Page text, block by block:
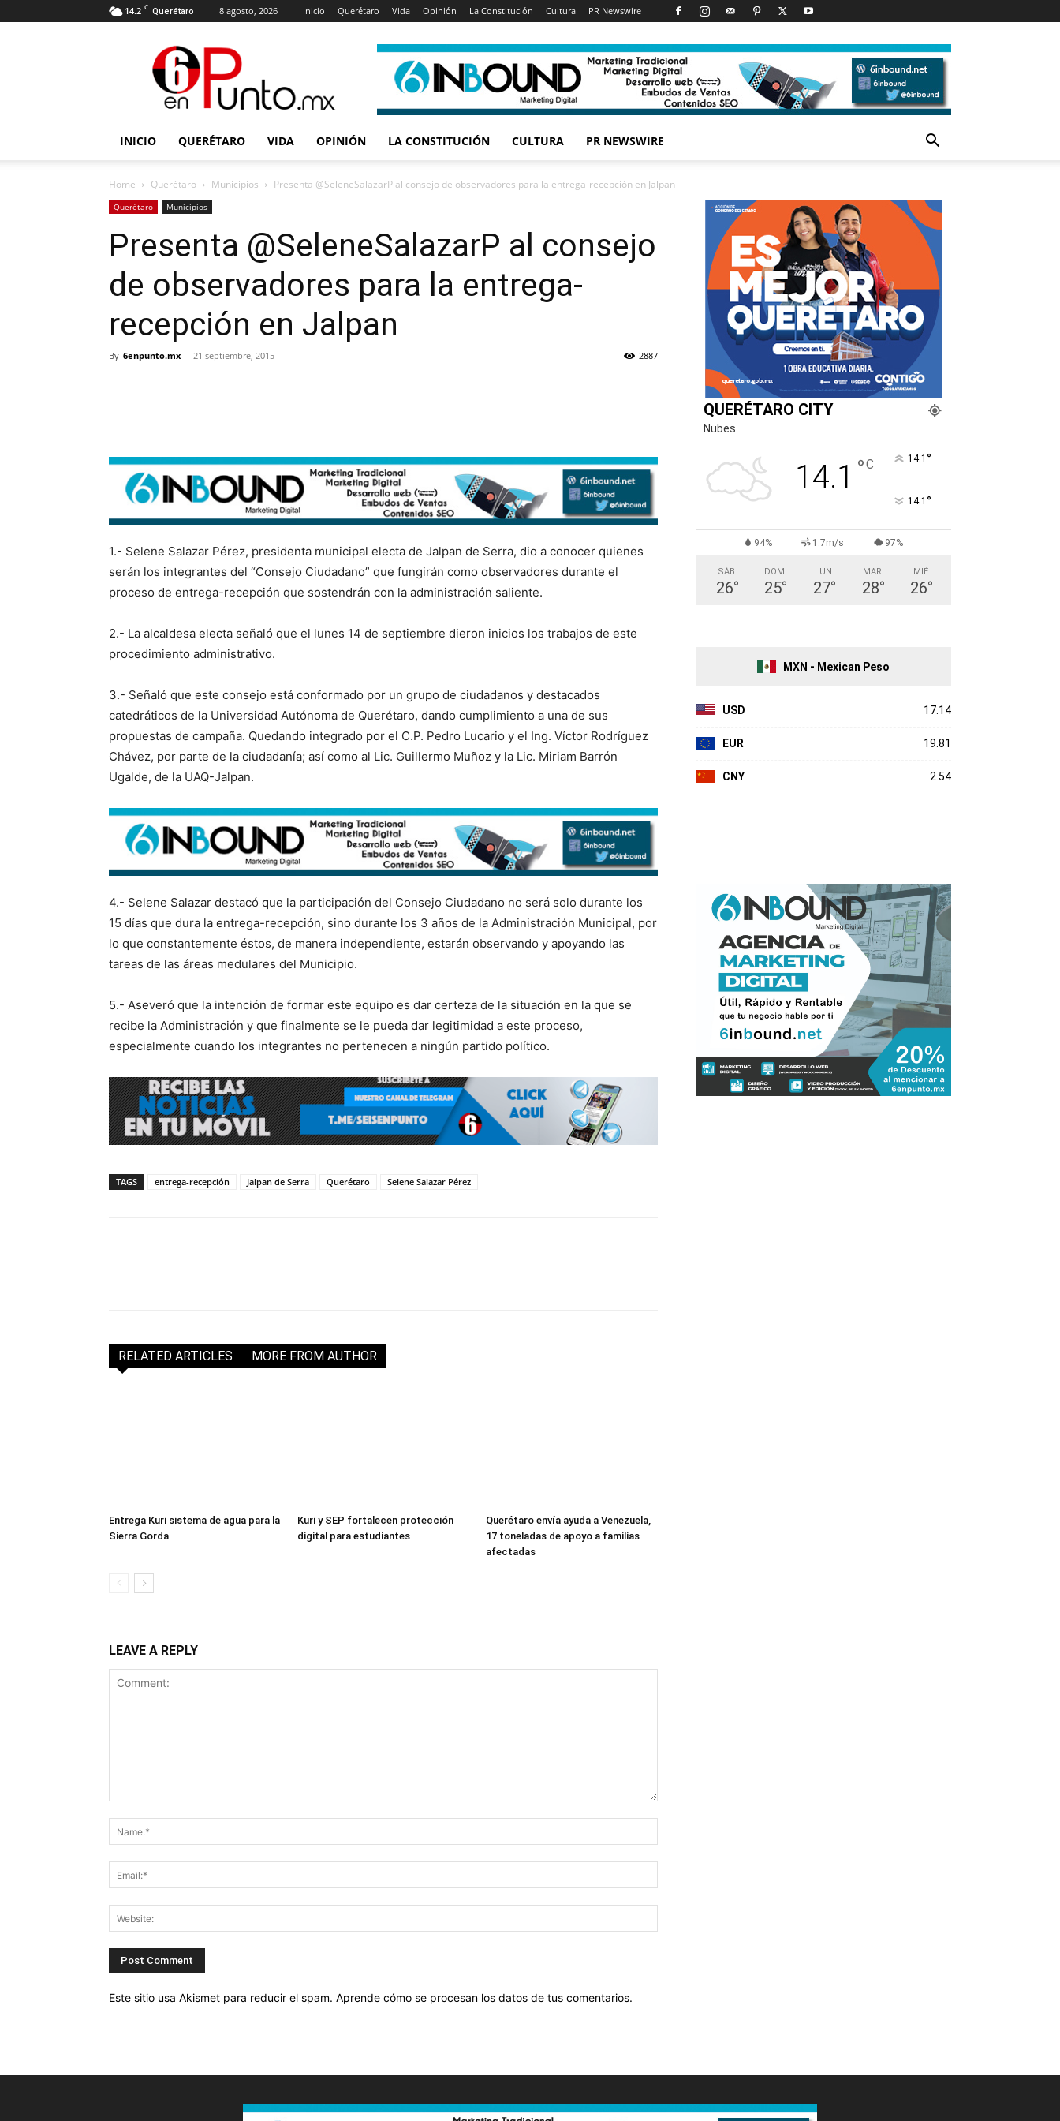
14.2 C Querétaro 8 agosto, 2026 Inicio Querétaro Vida Opinión La Constitución Cultura PR Newswire
punto
INICIO QUERÉTARO VIDA OPINIÓN LA CONSTITUCIÓN CULTURA PR NEWSWIRE
Home Querétaro Municipios Presenta @SeleneSalazarP al consejo de observadores para la entrega-recepción en Jalpan
Querétaro Municipios
Presenta @SeleneSalazarP al consejo
de observadores para la entrega-
recepción en Jalpan
By 6enpunto.mx - 21 septiembre, 2015 2887
1.- Selene Salazar Pérez, presidenta municipal electa de Jalpan de Serra, dio a conocer quienes
serán los integrantes del “Consejo Ciudadano” que fungirán como observadores durante el
proceso de entrega-recepción que sostendrán con la administración saliente.
2.- La alcaldesa electa señaló que el lunes 14 de septiembre dieron inicios los trabajos de este
procedimiento administrativo.
3.- Señaló que este consejo está conformado por un grupo de ciudadanos y destacados
catedráticos de la Universidad Autónoma de Querétaro, dando cumplimiento a una de sus
propuestas de campaña. Quedando integrado por el C.P. Pedro Lucario y el Ing. Víctor Rodríguez
Chávez, por parte de la ciudadanía; así como al Lic. Guillermo Muñoz y la Lic. Miriam Barrón
Ugalde, de la UAQ-Jalpan.
4.- Selene Salazar destacó que la participación del Consejo Ciudadano no será solo durante los
15 días que dura la entrega-recepción, sino durante los 3 años de la Administración Municipal, por
lo que constantemente éstos, de manera independiente, estarán observando y apoyando las
tareas de las áreas medulares del Municipio.
5.- Aseveró que la intención de formar este equipo es dar certeza de la situación en la que se
recibe la Administración y que finalmente se le pueda dar legitimidad a este proceso,
especialmente cuando los integrantes no pertenecen a ningún partido político.
TAGS entrega-recepción Jalpan de Serra Querétaro Selene Salazar Pérez
RELATED ARTICLES MORE FROM AUTHOR
Entrega Kuri sistema de agua para la
Sierra Gorda
Kuri y SEP fortalecen protección
digital para estudiantes
Querétaro envía ayuda a Venezuela,
17 toneladas de apoyo a familias
afectadas
LEAVE A REPLY
Este sitio usa Akismet para reducir el spam. Aprende cómo se procesan los datos de tus comentarios.
QUERÉTARO CITY
Nubes
14.1 °C 14.1 °
14.1 °
94% 1.7m/s 97%
SÁB
26°
DOM
25°
LUN
27°
MAR
28°
MIÉ
26°
MXN - Mexican Peso
USD 17.14
EUR 19.81
CNY 2.54